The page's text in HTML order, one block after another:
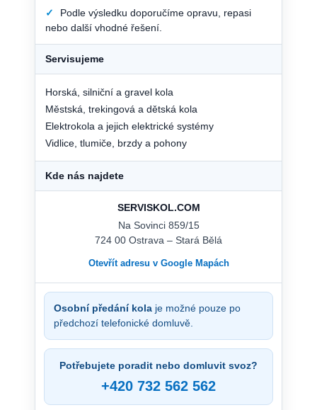
✓
Podle výsledku doporučíme opravu, repasi
nebo další vhodné řešení.
Servisujeme
Horská, silniční a gravel kola
Městská, trekingová a dětská kola
Elektrokola a jejich elektrické systémy
Vidlice, tlumiče, brzdy a pohony
Kde nás najdete
SERVISKOL.COM
Na Sovinci 859/15
724 00 Ostrava – Stará Bělá
Otevřít adresu v Google Mapách
Osobní předání kola je možné pouze po
předchozí telefonické domluvě.
Potřebujete poradit nebo domluvit svoz?
+420 732 562 562